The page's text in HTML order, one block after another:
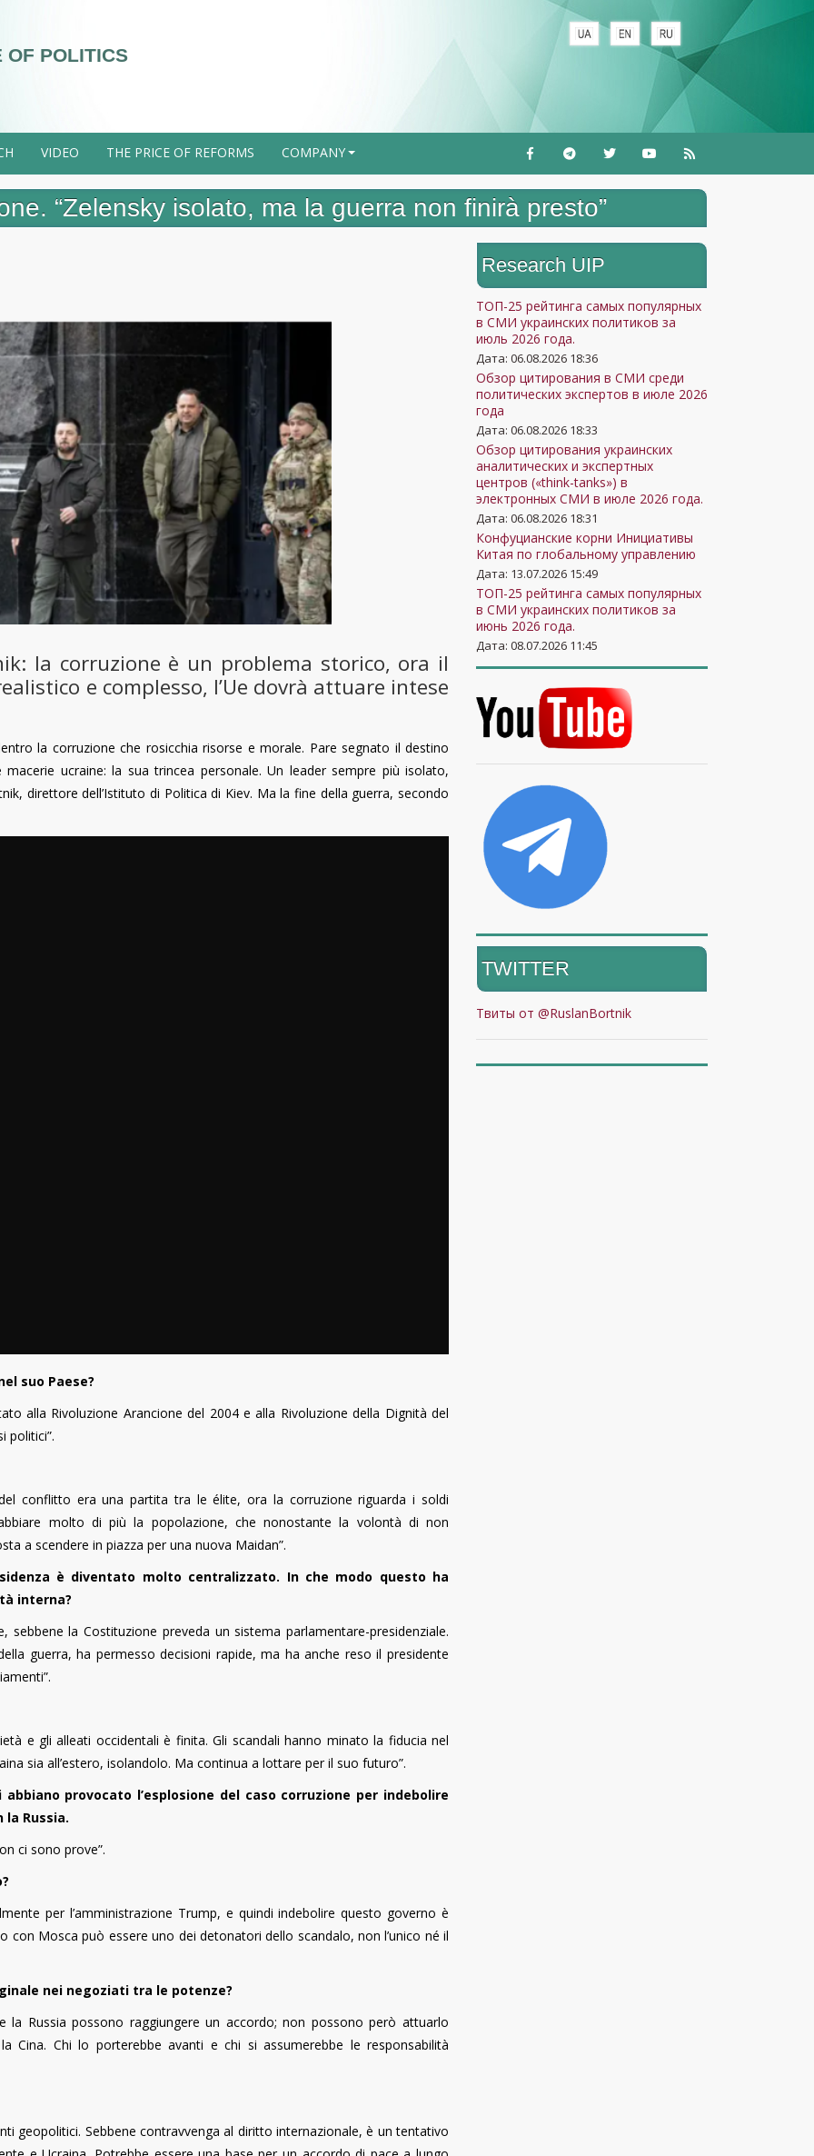
OF POLITICS
VIDEO THE PRICE OF REFORMS +
COMPANY
“Zelensky isolato, ma la guerra non finirà presto”
la corruzione è un problema storico, ora il
e complesso, l’Ue dovrà attuare intese
la corruzione che rosicchia risorse e morale. Pare segnato il destino
ucraine: la sua trincea personale. Un leader sempre più isolato,
direttore dell’Istituto di Politica di Kiev. Ma la fine della guerra, secondo
suo Paese?
alla Rivoluzione Arancione del 2004 e alla Rivoluzione della Dignità del
politici”.
conflitto era una partita tra le élite, ora la corruzione riguarda i soldi
molto di più la popolazione, che nonostante la volontà di non
a scendere in piazza per una nuova Maidan”.
è diventato molto centralizzato. In che modo questo ha
interna?
sebbene la Costituzione preveda un sistema parlamentare-presidenziale.
guerra, ha permesso decisioni rapide, ma ha anche reso il presidente
e gli alleati occidentali è finita. Gli scandali hanno minato la fiducia nel
sia all’estero, isolandolo. Ma continua a lottare per il suo futuro”.
provocato l’esplosione del caso corruzione per indebolire
Russia.
ci sono prove”.
per l’amministrazione Trump, e quindi indebolire questo governo è
con Mosca può essere uno dei detonatori dello scandalo, non l’unico né il
nei negoziati tra le potenze?
Russia possono raggiungere un accordo; non possono però attuarlo
Cina. Chi lo porterebbe avanti e chi si assumerebbe le responsabilità
geopolitici. Sebbene contravvenga al diritto internazionale, è un tentativo
Research UIP
ТОП-25 рейтинга самых популярных
в СМИ украинских политиков за
июль 2026 года.
Дата: 06.08.2026 18:36
Обзор цитирования в СМИ среди
политических экспертов в июле 2026
года
Дата: 06.08.2026 18:33
Обзор цитирования украинских
аналитических и экспертных
центров («think-tanks») в
электронных СМИ в июле 2026 года.
Дата: 06.08.2026 18:31
Конфуцианские корни Инициативы
Китая по глобальному управлению
Дата: 13.07.2026 15:49
ТОП-25 рейтинга самых популярных
в СМИ украинских политиков за
июнь 2026 года.
Дата: 08.07.2026 11:45
TWITTER
Твиты от @RuslanBortnik